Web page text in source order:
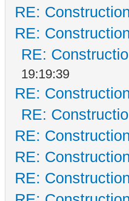
RE:
RE:
RE:
19:19:39
RE:
RE:
RE:
RE:
RE: